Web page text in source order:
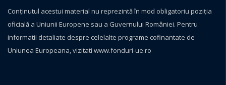
Conţinutul acestui material nu reprezintă în mod obligatoriu poziţia
oficială a Uniunii Europene sau a Guvernului României. Pentru
informatii detaliate despre celelalte programe cofinantate de
Uniunea Europeana, vizitati www.fonduri-ue.ro